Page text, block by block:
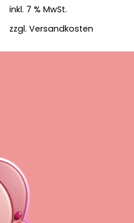
inkl. 7 % MwSt.
zzgl. Versandkosten